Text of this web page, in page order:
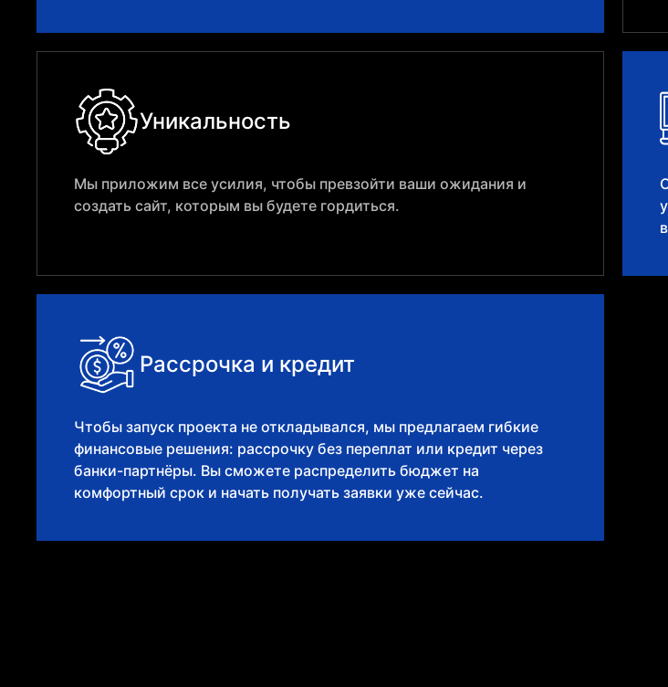
Уникальность
Мы приложим все усилия, чтобы превзойти ваши ожидания и
создать сайт, которым вы будете гордиться.
Рассрочка и кредит
Чтобы запуск проекта не откладывался, мы предлагаем гибкие
финансовые решения: рассрочку без переплат или кредит через
банки-партнёры. Вы сможете распределить бюджет на
комфортный срок и начать получать заявки уже сейчас.